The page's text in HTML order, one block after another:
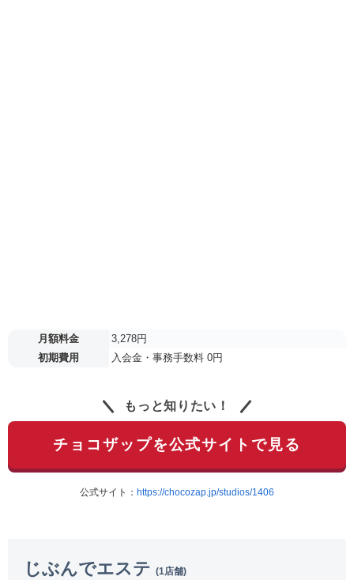
月額料金
3,278円
初期費用
入会金・事務手数料 0円
もっと知りたい！
チョコザップを公式サイトで見る
公式サイト： https://chocozap.jp/studios/1406
じぶんでエステ (1店舗)